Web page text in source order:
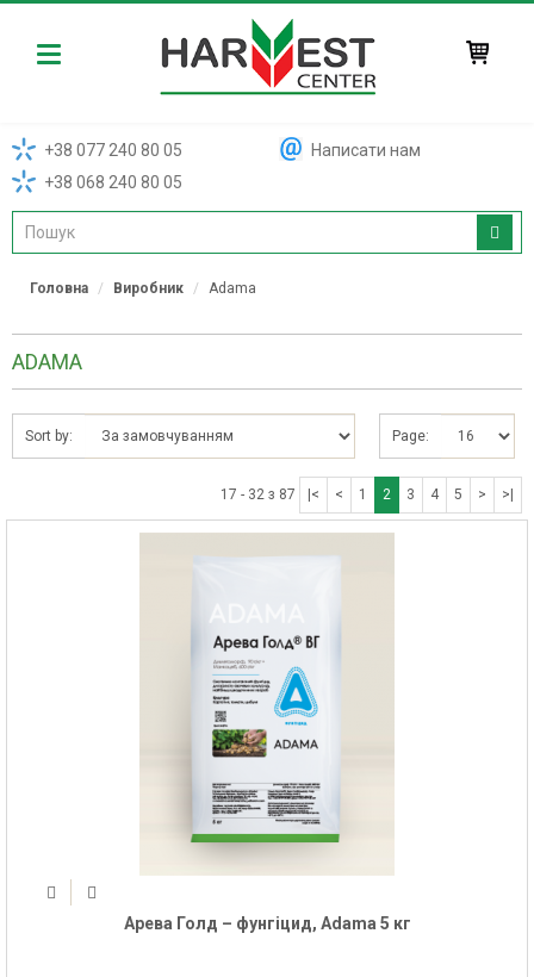
Harvest
+38 077 240 80 05
+38 068 240 80 05
Написати нам
Головна Виробник Adama
ADAMA
Sort by: Page:
17 - 32 з 87 |< < 1 2 3 4 5 > >|
Арева Голд – фунгіцид, Adama 5 кг